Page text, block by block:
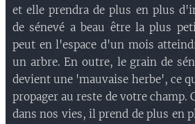
et elle prendra de plus en plus
de sénevé a beau être la plus
peut en l'espace d'un mois
un arbre. En outre, le grain de
devient une 'mauvaise herbe', ce
propager au reste de votre champ.
dans nos vies, il prend de plus en